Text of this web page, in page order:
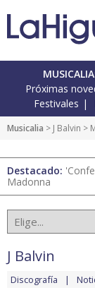
Próximas
Festivales
Musicalia > J Balvin >
Destacado:
Madonna
J Balvin
Discografía